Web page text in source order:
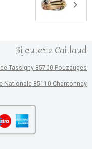
Bijouterie Caillaud
Tassigny 85700 Pouzauges
Nationale 85110 Chantonnay